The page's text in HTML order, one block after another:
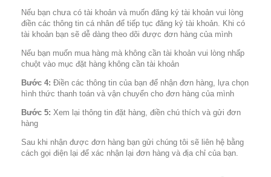
Nếu bạn chưa có tài khoản và muốn đăng ký tài khoản vui lòng
điền các thông tin cá nhân để tiếp tục đăng ký tài khoản. Khi có
tài khoản bạn sẽ dễ dàng theo dõi được đơn hàng của mình
Nếu bạn muốn mua hàng mà không cần tài khoản vui lòng nhấp
chuột vào mục đặt hàng không cần tài khoản
Bước 4: Điền các thông tin của bạn để nhận đơn hàng, lựa chọn
hình thức thanh toán và vận chuyển cho đơn hàng của mình
Bước 5: Xem lại thông tin đặt hàng, điền chú thích và gửi đơn
hàng
Sau khi nhận được đơn hàng bạn gửi chúng tôi sẽ liên hệ bằng
cách gọi điện lại để xác nhận lại đơn hàng và địa chỉ của bạn.